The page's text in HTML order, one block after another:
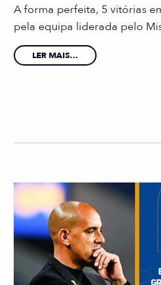
A forma perfeita, 5 vitórias
pela equipa liderada pelo
LER MAIS...